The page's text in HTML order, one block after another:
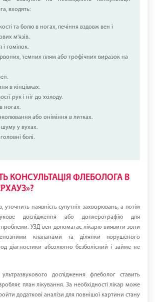
входять:
та болю в ногах, печіння вздовж вен і
м'язів.
і гомілок.
темних плям або трофічних виразок на
в кінцівках.
рук і ніг до холоду.
ногах.
або оніміння в литках.
у вухах.
болі.
КОНСУЛЬТАЦІЯ ФЛЕБОЛОГА В
уточнить наявність супутніх захворювань, а потім
дослідження або доплерографію для
УЗД вен допомагає лікарю виявити зони
клапанами та ділянки порушеного
діагностики абсолютно безболісний і займе не
дослідження флеболог ставить
план лікування. За необхідності лікар може
додаткові аналізи для повнішої картини стану